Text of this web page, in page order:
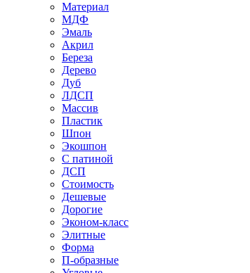
Материал
МДФ
Эмаль
Акрил
Береза
Дерево
Дуб
ЛДСП
Массив
Пластик
Шпон
Экошпон
С патиной
ДСП
Стоимость
Дешевые
Дорогие
Эконом-класс
Элитные
Форма
П-образные